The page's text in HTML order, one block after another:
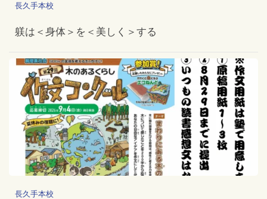
長久手本校
躾は＜身体＞を＜美しく＞する
長久手本校